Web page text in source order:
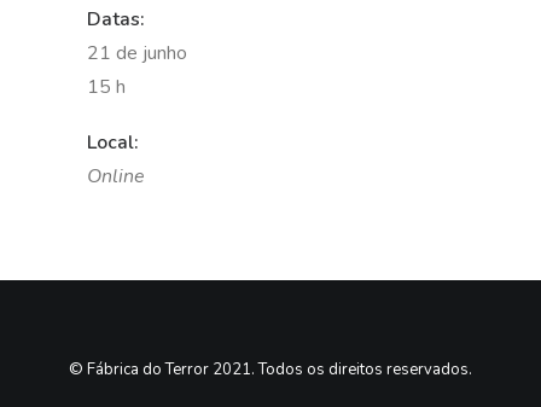
Datas:
21 de junho
15 h
Local:
Online
© Fábrica do Terror 2021. Todos os direitos reservados.